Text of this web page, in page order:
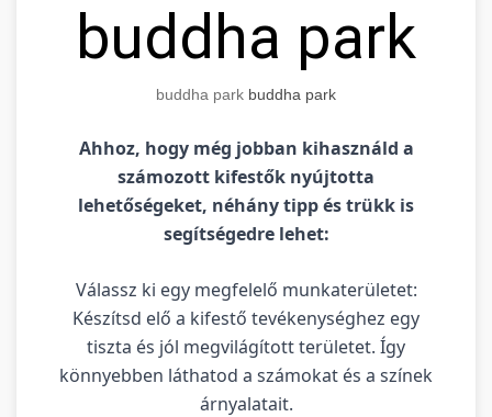
buddha park
buddha park buddha park
Ahhoz, hogy még jobban kihasználd a
számozott kifestők nyújtotta
lehetőségeket, néhány tipp és trükk is
segítségedre lehet:
Válassz ki egy megfelelő munkaterületet:
Készítsd elő a kifestő tevékenységhez egy
tiszta és jól megvilágított területet. Így
könnyebben láthatod a számokat és a színek
árnyalatait.